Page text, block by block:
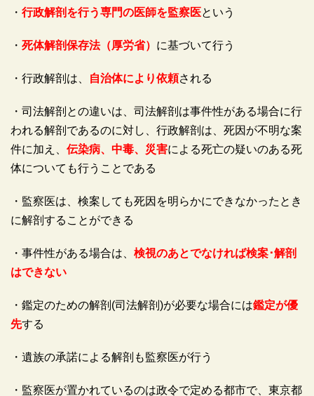
・ 行政解剖を行う専門の医師を監察医という
・ 死体解剖保存法（厚労省） に基づいて行う
・行政解剖は、 自治体により依頼される
・司法解剖との違いは、司法解剖は事件性がある場合に行
われる解剖であるのに対し、行政解剖は、死因が不明な案
件に加え、 伝染病、中毒、災害による死亡の疑いのある死
体についても行うことである
・監察医は、検案しても死因を明らかにできなかったとき
に解剖することができる
・事件性がある場合は、 検視のあとでなければ検案･解剖
はできない
・鑑定のための解剖(司法解剖)が必要な場合には鑑定が優
先する
・遺族の承諾による解剖も監察医が行う
・監察医が置かれているのは政令で定める都市で、東京都